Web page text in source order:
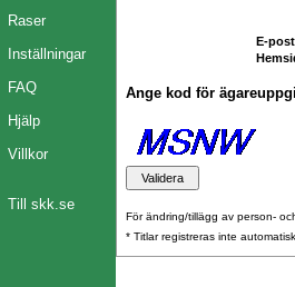
Raser
Inställningar
FAQ
Hjälp
Villkor
Till skk.se
E-
Ange kod för
För ändring/tillägg av person-
* Titlar registreras inte